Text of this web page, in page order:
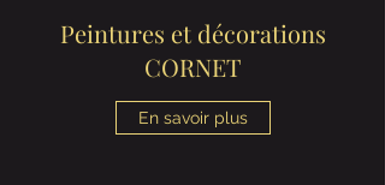
Peintures et décorations
CORNET
En savoir plus